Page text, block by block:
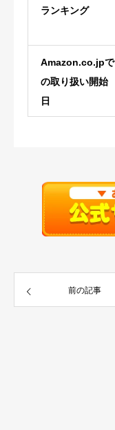
ランキング
Amazon.co.jpで
の取り扱い開始
日
前の記事